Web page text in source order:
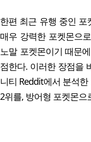
한편 최근 유행 중인 포
매우 강력한 포켓몬으
노말 포켓몬이기 때문
점한다. 이러한 장점을
니티 Reddit에서 분석
2위를, 방어형 포켓몬으